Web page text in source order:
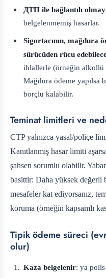
ДТП ile bağlantılı
belgelenmemiş hasarlar.
Sigortacının, mağdura
sürücüden rücu
ihlallerle (örneğin alkollü
Mağdura ödeme yapılsa
borçlu kalabilir.
Teminat limitleri ve
CTP yalnızca yasal/poliçe
Kanıtlanmış hasar limiti
şahsen sorumlu olabilir.
basittir: Daha yüksek değerli
mesafeler kat ediyorsanız,
koruma (örneğin kapsamlı
Tipik ödeme süreci
olur)
Kaza belgelenir: ya